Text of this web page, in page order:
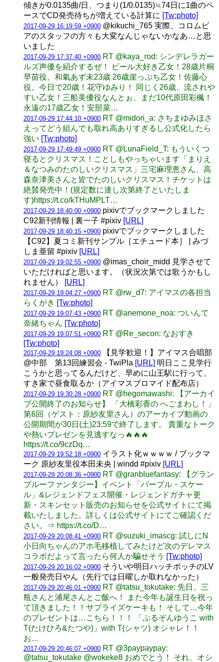
傾きが0.0135曲/日、つまり(1/0.0135)≒74日に1曲のペ
ースでCD発売待ちが増えている計算に [Tw:photo]
2017-09-29 16:19:59 +0900 @kikuchi_765 実際、コロムビ
アのスタッフの方々も大変なんじゃないかなあ…と思
いました
2017-09-29 17:37:40 +0900 RT @kaya_rod: シンデレラガー
ルズ声優を紹介するぜ！ ビール大好き乙女！28歳片桐
早苗役。和氣あず未23歳 26歳崖っぷち乙女！佐藤心
役。今日で20歳！花守ゆみり！ 同じく26歳、流されや
すい乙女！三船美優役なんとぉ、まだ10代原田彩楓！
永遠の17歳乙女！安部菜…
2017-09-29 17:44:10 +0900 RT @midori_a: さちまゆみほさ
えってどう組んでも取れ高ありすぎるし公式化したら
強い [Tw:photo]
2017-09-29 17:49:49 +0900 RT @LunaField_T: もういくつ
寝るとクリスマス！ことしもやっちゃいます「まりえ
＆なつみのたのしいクリスマス」三宅麻理恵さん、高
森奈津美さんと皆でたのしいクリスマス！チケットは
絶賛発売中！(規定数に達し次第終了といたしま
す)https://t.co/kTHuMPLT…
2017-09-29 18:40:00 +0900 pixivでブックマークしました
C92新刊情報 | 裏一子 #pixiv [URL]
2017-09-29 18:40:15 +0900 pixivでブックマークしました
【C92】夏コミ新刊サンプル［エチュード本］ | みづ
しま亜留 #pixiv [URL]
2017-09-29 19:02:55 +0900 @imas_choir_midd 見学させて
いただければと思います。（状況次第では歌うかもし
れません）
[URL]
2017-09-29 19:04:27 +0900 RT @rw_d7: アイマスの各担当
らくがき [Tw:photo]
2017-09-29 19:07:43 +0900 RT @anemone_noa: ついんて
奈緒ちゃん [Tw:photo]
2017-09-29 19:07:51 +0900 RT @Re_secon: なおすき
[Tw:photo]
2017-09-29 19:24:08 +0900 【見学歓迎！】アイマス合唱部
@中部 第13回練習会 - TwiPla [URL] 明日ここ見学行
こうかと思ってるんだけど、早めに山王駅に行って、
すき家で昼食取るか（アイマスブロマイド配布店）
2017-09-29 19:30:28 +0900 RT @hegomawashi: 【アーカイ
ブ公開終了のお知らせ】 「大橋彩香の へごまわし！」
第6回（ゲスト：原紗友里さん）のアーカイブ動画の
公開期間が30日(土)23:59で終了します。 貴重なトーク
や熱いプレゼンを見逃すなっ🔥🔥🔥
https://t.co/9czDq…
2017-09-29 19:52:18 +0900 イラスト化ｗｗｗｗ / ブックマ
ーク 原紗友里役本田未央 | windd #pixiv [URL]
2017-09-29 20:08:36 +0900 RT @granbluefantasy: 【グラン
ブルーファンタジー】イベント「パープル・スケー
ル」&レジェンドフェス開催・レジェンドガチャ更
新・スキンセット販売のお知らせを公式サイトにて掲
載いたしました。詳しくは公式サイトにてご確認くだ
さい。⇒ https://t.co/D…
2017-09-29 20:08:41 +0900 RT @suzuki_imascg: 試しにN
小日向ちゃんのアホ毛移植してみたけど次のデレマス
コラボだよって言ったら何人か騙せそう [Tw:photo]
2017-09-29 20:16:02 +0900 そういや明日ハッチポッチのLV
一般発売日やん（先行では日曜しか取れなかった）
2017-09-29 20:46:01 +0900 RT @tatsu_tokutake: 先日、三
瓶さんと浦尾さんとご飯へ！ また今年も誕生日を祝っ
て頂きました！！サプライズケーキも！ そして…今年
のプレゼントは…こちら！！！ 「ぶるぞんゆうこ with
T(たけひろ&たつや)」with T(シャツ) オシャレ！！
お…
2017-09-29 20:46:07 +0900 RT @3paypaypay:
@tatsu_tokutake @wokeke8 おめでとう！ それ、オシ